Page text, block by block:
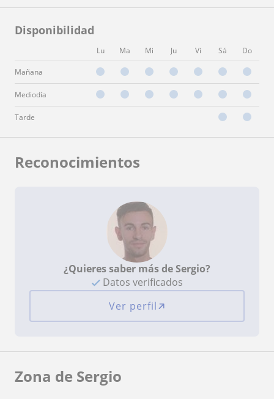
Disponibilidad
Lu Ma Mi Ju Vi Sá Do
Mañana
Mediodía
Tarde
Reconocimientos
¿Quieres saber más de Sergio?
Datos verificados
Ver perfil
Zona de Sergio